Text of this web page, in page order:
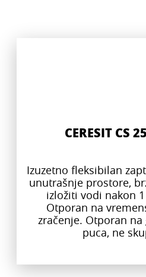
CERESIT CS
Izuzetno fleksibilan
unutrašnje prostore,
izložiti vodi nakon
Otporan na
zračenje. Otporan
puca, ne